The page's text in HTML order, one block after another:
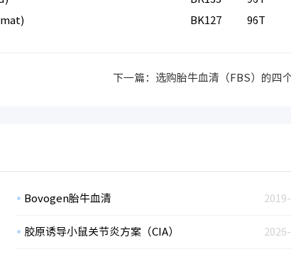
BK127 96T
下一篇： 选购胎牛血清（FBS）的四
Bovogen胎牛血清
胶原诱导小鼠关节炎方案（CIA）